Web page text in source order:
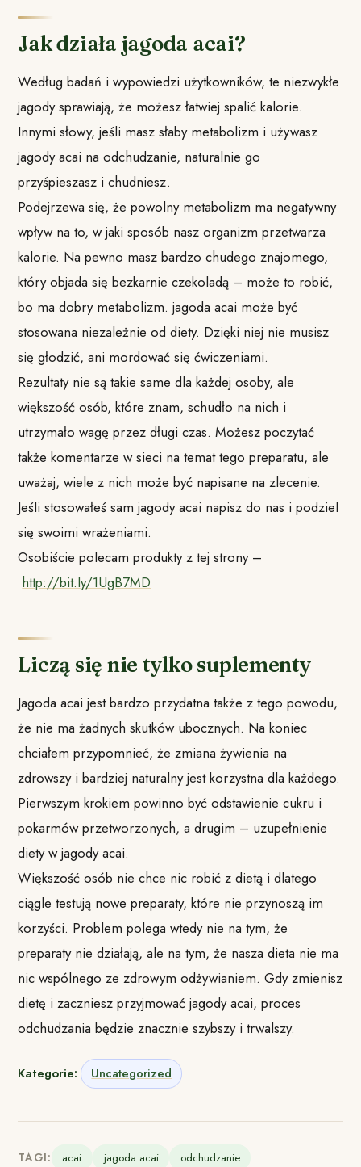
Jak działa jagoda acai?
Według badań i wypowiedzi użytkowników, te niezwykłe
jagody sprawiają, że możesz łatwiej spalić kalorie.
Innymi słowy, jeśli masz słaby metabolizm i używasz
jagody acai na odchudzanie, naturalnie go
przyśpieszasz i chudniesz.
Podejrzewa się, że powolny metabolizm ma negatywny
wpływ na to, w jaki sposób nasz organizm przetwarza
kalorie. Na pewno masz bardzo chudego znajomego,
który objada się bezkarnie czekoladą – może to robić,
bo ma dobry metabolizm. jagoda acai może być
stosowana niezależnie od diety. Dzięki niej nie musisz
się głodzić, ani mordować się ćwiczeniami.
Rezultaty nie są takie same dla każdej osoby, ale
większość osób, które znam, schudło na nich i
utrzymało wagę przez długi czas. Możesz poczytać
także komentarze w sieci na temat tego preparatu, ale
uważaj, wiele z nich może być napisane na zlecenie.
Jeśli stosowałeś sam jagody acai napisz do nas i podziel
się swoimi wrażeniami.
Osobiście polecam produkty z tej strony –
http://bit.ly/1UgB7MD
Liczą się nie tylko suplementy
Jagoda acai jest bardzo przydatna także z tego powodu,
że nie ma żadnych skutków ubocznych. Na koniec
chciałem przypomnieć, że zmiana żywienia na
zdrowszy i bardziej naturalny jest korzystna dla każdego.
Pierwszym krokiem powinno być odstawienie cukru i
pokarmów przetworzonych, a drugim – uzupełnienie
diety w jagody acai.
Większość osób nie chce nic robić z dietą i dlatego
ciągle testują nowe preparaty, które nie przynoszą im
korzyści. Problem polega wtedy nie na tym, że
preparaty nie działają, ale na tym, że nasza dieta nie ma
nic wspólnego ze zdrowym odżywianiem. Gdy zmienisz
dietę i zaczniesz przyjmować jagody acai, proces
odchudzania będzie znacznie szybszy i trwalszy.
Kategorie: Uncategorized
TAGI: acai jagoda acai odchudzanie